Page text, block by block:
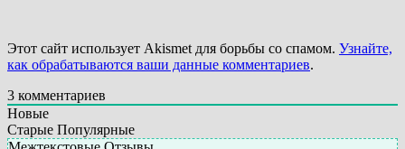
Этот сайт использует Akismet для борьбы со спамом. Узнайте,
как обрабатываются ваши данные комментариев.
3 комментариев
Новые
Старые Популярные